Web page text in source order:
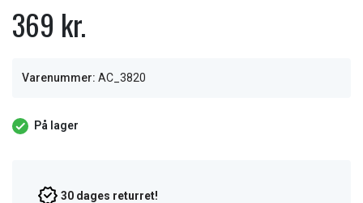
369 kr.
Varenummer: AC_3820
På lager
30 dages returret!